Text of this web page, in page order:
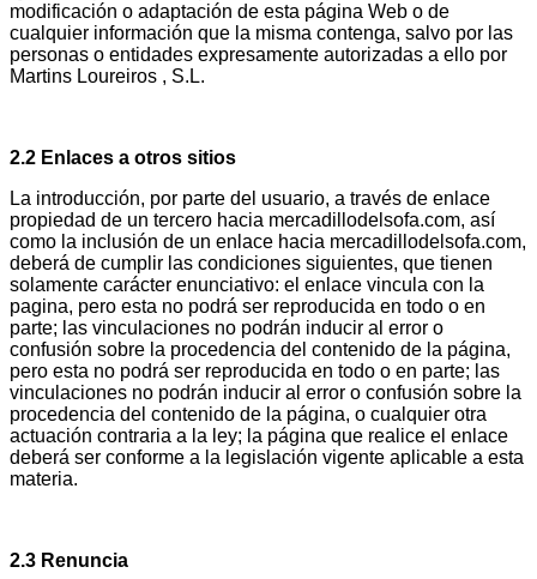
modificación o adaptación de esta página Web o de
cualquier información que la misma contenga, salvo por las
personas o entidades expresamente autorizadas a ello por
Martins Loureiros , S.L.
2.2 Enlaces a otros sitios
La introducción, por parte del usuario, a través de enlace
propiedad de un tercero hacia mercadillodelsofa.com, así
como la inclusión de un enlace hacia mercadillodelsofa.com,
deberá de cumplir las condiciones siguientes, que tienen
solamente carácter enunciativo: el enlace vincula con la
pagina, pero esta no podrá ser reproducida en todo o en
parte; las vinculaciones no podrán inducir al error o
confusión sobre la procedencia del contenido de la página,
pero esta no podrá ser reproducida en todo o en parte; las
vinculaciones no podrán inducir al error o confusión sobre la
procedencia del contenido de la página, o cualquier otra
actuación contraria a la ley; la página que realice el enlace
deberá ser conforme a la legislación vigente aplicable a esta
materia.
2.3 Renuncia